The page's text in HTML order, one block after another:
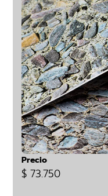
Precio
$ 73.750